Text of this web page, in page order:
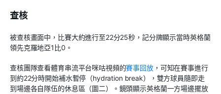
查核
被查核畫面中，比賽大約進行至22分25秒，記分牌顯示當時英格蘭
領先克羅地亞1比0。
查核團隊查看體育串流平台咪咕視頻的賽事回放，可知在賽事進行
到約22分時開始補水暫停（hydration break），雙方球員隨即走
到場邊各自隊伍的休息區（圖二）。鏡頭顯示英格蘭一方場邊擺放